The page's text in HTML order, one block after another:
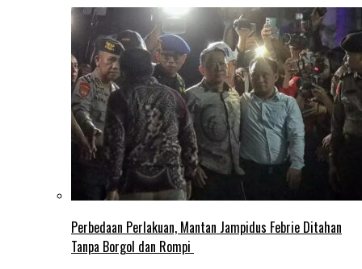
Perbedaan Perlakuan, Mantan Jampidus Febrie Ditahan
Tanpa Borgol dan Rompi